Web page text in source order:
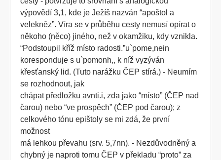
výpovědí 3,1, kde je Ježíš nazván “apoštol a
velekněz”. Víra se v průběhu cesty nemusí opírat o
někoho (něco) jiného, než v okamžiku, kdy vznikla.
“Podstoupil kříž místo radosti.”u`pome,nein
koresponduje s u`pomonh,, k níž vyzýván
křesťanský lid. (Tuto narážku ČEP stírá.) - Neumím
se rozhodnout, jak
chápat předložku avnti.i, zda jako “místo” (ČEP nad
čarou) nebo “ve prospěch” (ČEP pod čarou); z
celkového tónu epištoly se mi zdá, že první
možnost
má lehkou převahu (srv. 5,7nn). - Nezdůvodněný a
chybný je naproti tomu ČEP v překladu “proto” za